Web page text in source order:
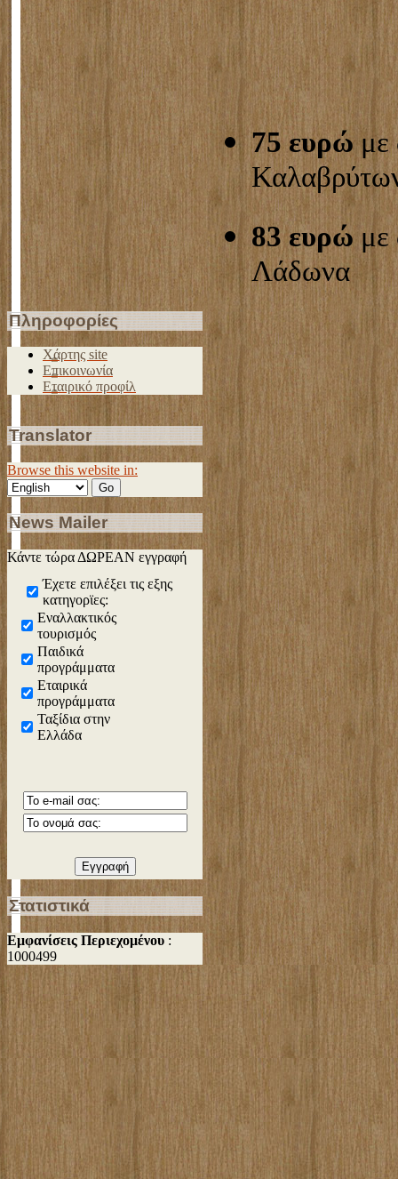
75 ευρώμε
83 ευρώ με
Λάδωνα
Πληροφορίες
Χάρτης site
Επικοινωνία
Εταιρικό προφίλ
Translator
Browse this website in:
News Mailer
Κάντε τώρα ΔΩΡΕΑΝ εγγραφή
Έχετε επιλέξει τις εξης
κατηγορϊες:
Εναλλακτικός
τουρισμός
Παιδικά
προγράμματα
Εταιρικά
προγράμματα
Ταξίδια στην
Ελλάδα
Στατιστικά
Εμφανίσεις Περιεχομένου :
1000499